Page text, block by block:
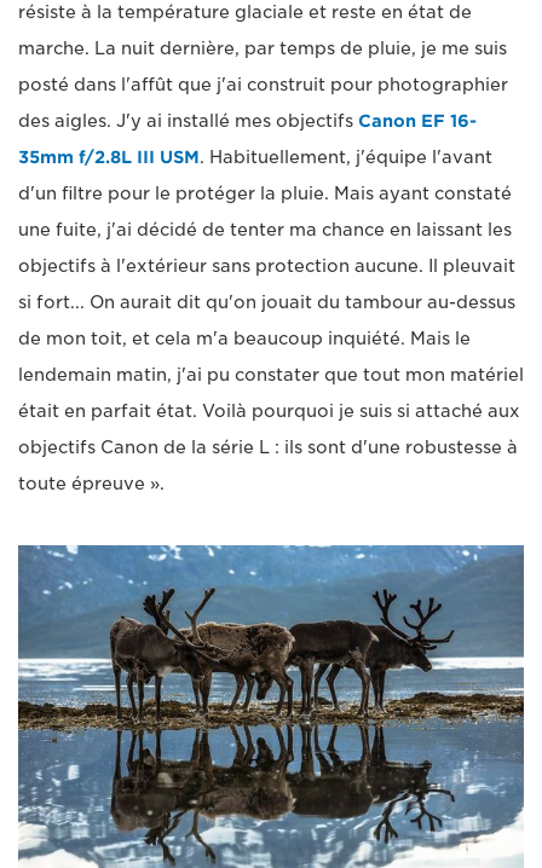
résiste à la température glaciale et reste en état de
marche. La nuit dernière, par temps de pluie, je me suis
posté dans l'affût que j'ai construit pour photographier
des aigles. J'y ai installé mes objectifs Canon EF 16-
35mm f/2.8L III USM. Habituellement, j'équipe l'avant
d'un filtre pour le protéger la pluie. Mais ayant constaté
une fuite, j'ai décidé de tenter ma chance en laissant les
objectifs à l'extérieur sans protection aucune. Il pleuvait
si fort... On aurait dit qu'on jouait du tambour au-dessus
de mon toit, et cela m'a beaucoup inquiété. Mais le
lendemain matin, j'ai pu constater que tout mon matériel
était en parfait état. Voilà pourquoi je suis si attaché aux
objectifs Canon de la série L : ils sont d'une robustesse à
toute épreuve ».